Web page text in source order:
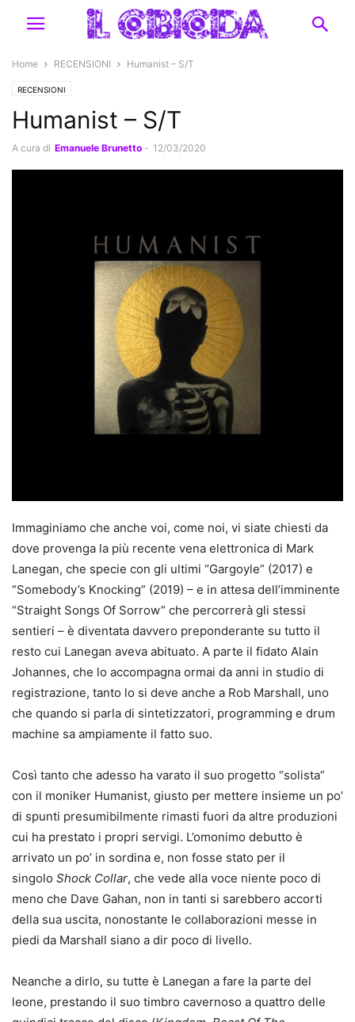
Home RECENSIONI Humanist – S/T
RECENSIONI
Humanist – S/T
A cura di Emanuele Brunetto - 12/03/2020
Immaginiamo che anche voi, come noi, vi siate chiesti da
dove provenga la più recente vena elettronica di Mark
Lanegan, che specie con gli ultimi “Gargoyle” (2017) e
“Somebody’s Knocking” (2019) – e in attesa dell’imminente
“Straight Songs Of Sorrow” che percorrerà gli stessi
sentieri – è diventata davvero preponderante su tutto il
resto cui Lanegan aveva abituato. A parte il fidato Alain
Johannes, che lo accompagna ormai da anni in studio di
registrazione, tanto lo si deve anche a Rob Marshall, uno
che quando si parla di sintetizzatori, programming e drum
machine sa ampiamente il fatto suo.
Così tanto che adesso ha varato il suo progetto “solista”
con il moniker Humanist, giusto per mettere insieme un po’
di spunti presumibilmente rimasti fuori da altre produzioni
cui ha prestato i propri servigi. L’omonimo debutto è
arrivato un po’ in sordina e, non fosse stato per il
singolo Shock Collar, che vede alla voce niente poco di
meno che Dave Gahan, non in tanti si sarebbero accorti
della sua uscita, nonostante le collaborazioni messe in
piedi da Marshall siano a dir poco di livello.
Neanche a dirlo, su tutte è Lanegan a fare la parte del
leone, prestando il suo timbro cavernoso a quattro delle